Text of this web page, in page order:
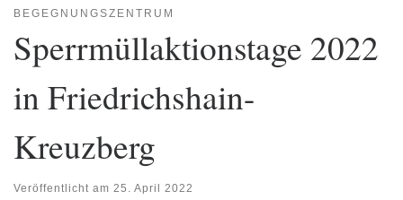
BEGEGNUNGSZENTRUM
Sperrmüllaktionstage 2022
in Friedrichshain-
Kreuzberg
Veröffentlicht am 25. April 2022